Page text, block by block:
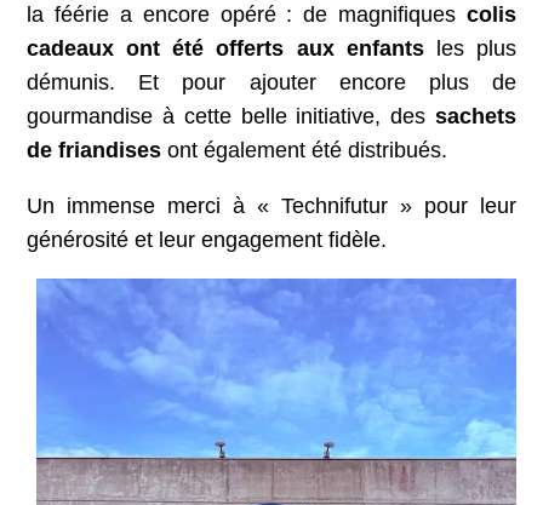
la féérie a encore opéré : de magnifiques colis
cadeaux ont été offerts aux enfantsles plus
démunis. Et pour ajouter encore plus de
gourmandise à cette belle initiative, des sachets
de friandises ont également été distribués.
Un immense merci à « Technifutur » pour leur
générosité et leur engagement fidèle.